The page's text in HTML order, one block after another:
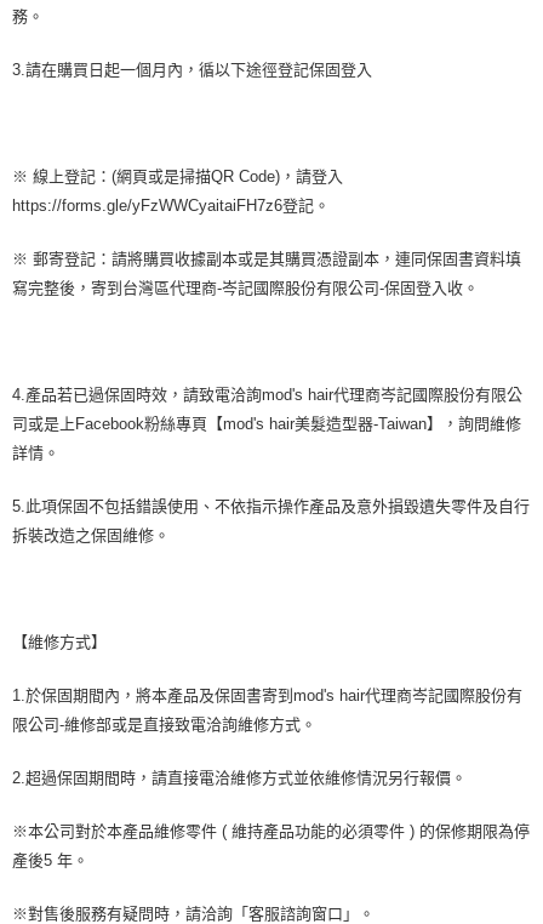
務。
3.請在購買日起一個月內，循以下途徑登記保固登入
※ 線上登記：(網頁或是掃描QR Code)，請登入
https://forms.gle/yFzWWCyaitaiFH7z6登記。
※ 郵寄登記：請將購買收據副本或是其購買憑證副本，連同保固書資料填
寫完整後，寄到台灣區代理商-岑記國際股份有限公司-保固登入收。
4.產品若已過保固時效，請致電洽詢mod's hair代理商岑記國際股份有限公
司或是上Facebook粉絲專頁【mod's hair美髮造型器-Taiwan】，詢問維修
詳情。
5.此項保固不包括錯誤使用、不依指示操作產品及意外損毀遺失零件及自行
拆裝改造之保固維修。
【維修方式】
1.於保固期間內，將本產品及保固書寄到mod's hair代理商岑記國際股份有
限公司-維修部或是直接致電洽詢維修方式。
2.超過保固期間時，請直接電洽維修方式並依維修情況另行報價。
※本公司對於本產品維修零件 ( 維持產品功能的必須零件 ) 的保修期限為停
產後5 年。
※對售後服務有疑問時，請洽詢「客服諮詢窗口」。